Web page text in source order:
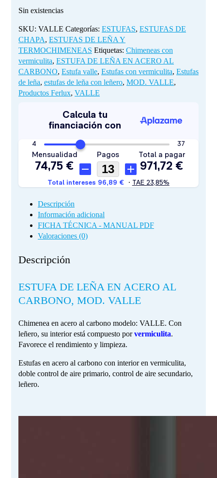
Sin existencias
SKU: VALLE Categorías: ESTUFAS, ESTUFAS DE
CHAPA, ESTUFAS DE LEÑA Y
TERMOCHIMENEAS Etiquetas: Chimeneas con
vermiculita, ESTUFA DE LEÑA EN ACERO AL
CARBONO, Estufa valle, Estufas con vermiculita, Estufas
de leña, estufas de leña con leñero, MOD. VALLE,
Productos Ferlux, VALLE
Descripción
Información adicional
FICHA TÉCNICA - MANUAL PDF
Valoraciones (0)
Descripción
ESTUFA DE LEÑA EN ACERO AL
CARBONO, MOD. VALLE
Chimenea en acero al carbono modelo: VALLE. Con
leñero, su interior está compuesto porvermiculita.
Favorece el rendimiento y limpieza.
Estufas en acero al carbono con interior en vermiculita,
doble control de aire primario, control de aire secundario,
leñero.